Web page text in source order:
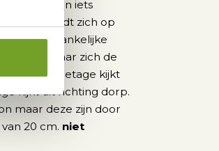
kamers zijn iets
250 bevindt zich op
toegankelijke
etage waar zich de
op de 2e etage kijkt
kijkt uit richting dorp.
maar deze zijn door
20 cm. niet